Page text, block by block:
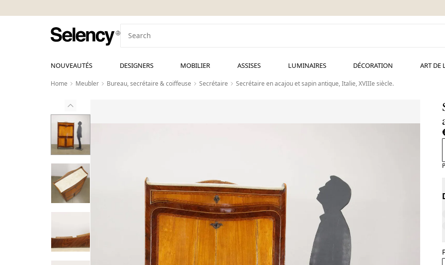
NOUVEAUTÉS DESIGNERS MOBILIER ASSISES LUMINAIRES DÉCORATION ART DE
Home Meubler Bureau, secrétaire & coiffeuse Secrétaire Secrétaire en acajou et sapin antique, Italie, XVIIIe siècle.